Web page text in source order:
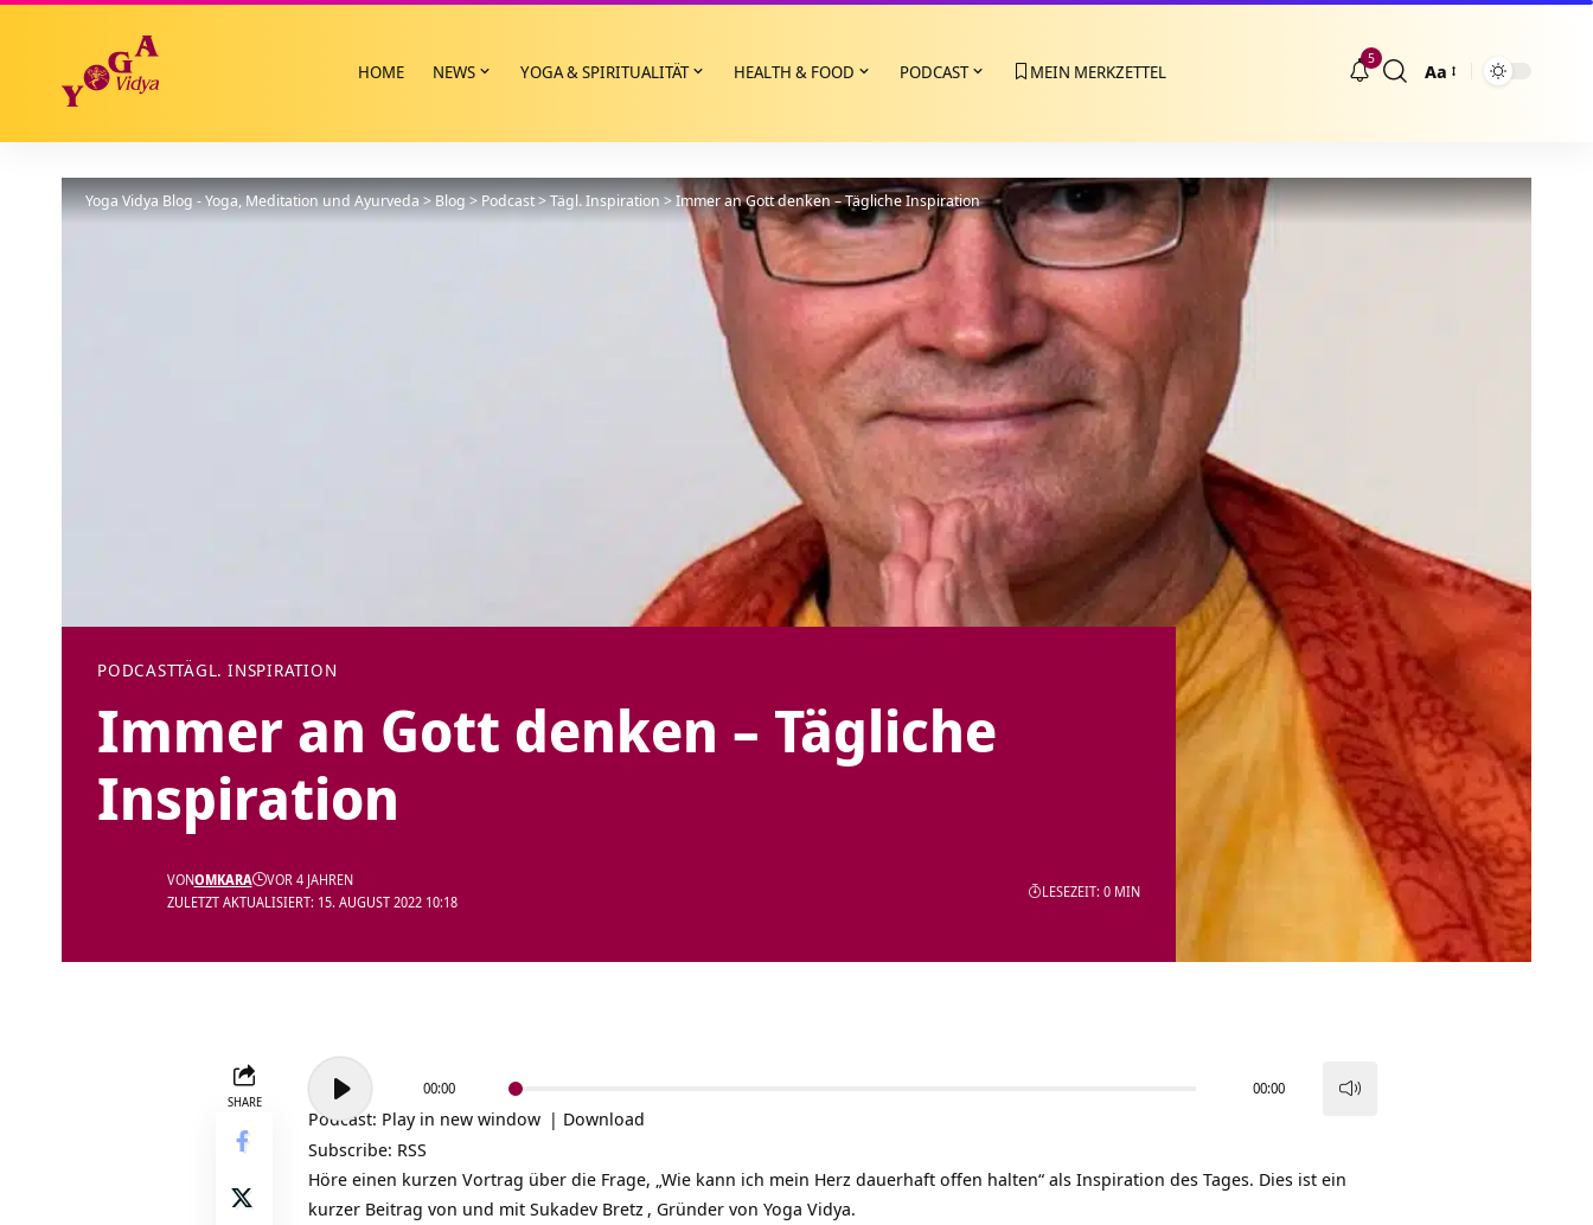
HOME NEWS YOGA & SPIRITUALITÄT HEALTH & FOOD PODCAST MEIN MERKZETTEL
5
Größenänderung
Aa
Yoga Vidya Blog - Yoga, Meditation und Ayurveda>Blog>Podcast>Tägl. Inspiration>Immer an Gott denken – Tägliche Inspiration
PODCASTTÄGL. INSPIRATION
Immer an Gott denken – Tägliche
Inspiration
ZULETZT AKTUALISIERT: 15. AUGUST 2022 10:18
VONOMKARA VOR 4 JAHREN
LESEZEIT: 0 MIN
SHARE
Audio-
Player
00:00 00:00
Podcast: Play in new window | Download
Subscribe: RSS
Höre einen kurzen Vortrag über die Frage, „Wie kann ich mein Herz dauerhaft offen halten“ als Inspiration des Tages. Dies ist ein
kurzer Beitrag von und mit Sukadev Bretz , Gründer von Yoga Vidya.